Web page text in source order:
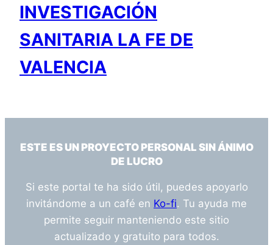
INVESTIGACIÓN
SANITARIA LA FE DE
VALENCIA
ESTE ES UN PROYECTO PERSONAL SIN ÁNIMO
DE LUCRO
Si este portal te ha sido útil, puedes apoyarlo
invitándome a un café en Ko-fi. Tu ayuda me
permite seguir manteniendo este sitio
actualizado y gratuito para todos.